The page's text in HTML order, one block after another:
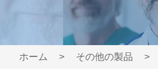
ホーム > その他の製品 >